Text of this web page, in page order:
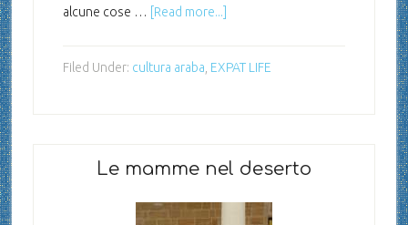
alcune cose …
[Read more...]
Filed Under: cultura araba EXPAT LIFE
Le mamme nel deserto